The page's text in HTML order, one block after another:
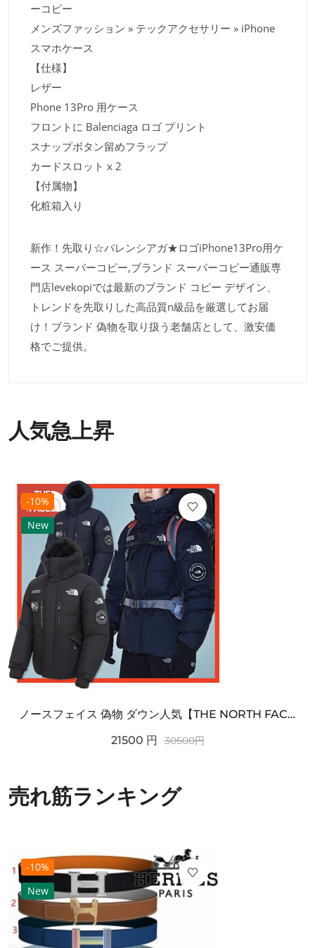
ーコピー
メンズファッション » テックアクセサリー » iPhone
スマホケース
【仕様】
レザー
Phone 13Pro 用ケース
フロントに Balenciaga ロゴ プリント
スナップボタン留めフラップ
カードスロット x 2
【付属物】
化粧箱入り
新作！先取り☆バレンシアガ★ロゴiPhone13Pro用ケ
ース スーパーコピー,ブランド スーパーコピー通販専
門店levekopiでは最新のブランド コピー デザイン、
トレンドを先取りした高品質n級品を厳選してお届
け！ブランド 偽物を取り扱う老舗店として、激安価
格でご提供。
人気急上昇
-10%
New
ノースフェイス 偽物 ダウン人気【THE NORTH FACE】M'S 7 SUMMIT HIM...
21500 円 30500円
売れ筋ランキング
-10%
New